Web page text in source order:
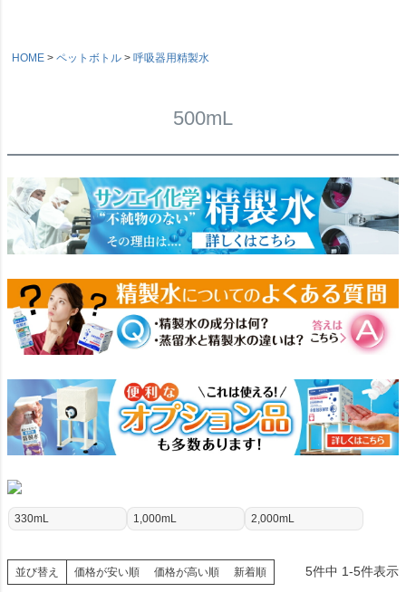
HOME ペットボトル 呼吸器用精製水
500mL
330mL 1,000mL 2,000mL
並び替え 価格が安い順 価格が高い順 新着順 5件中 1-5件表示